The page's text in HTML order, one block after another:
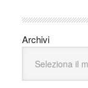
Archivi